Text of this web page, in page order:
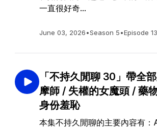
一直很好奇...
June 03, 2026•Season 5•Episode 13
「不持久閒聊 30」帶全
摩師 / 失權的女魔頭 / 藥
身份羞恥
本集不持久閒聊的主要內容有